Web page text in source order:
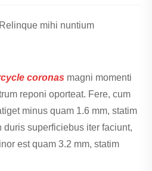
Relinque mihi nuntium
coronas magni momenti
reponi oporteat. Fere, cum
minus quam 1.6 mm, statim
duris superficiebus iter faciunt,
est quam 3.2 mm, statim